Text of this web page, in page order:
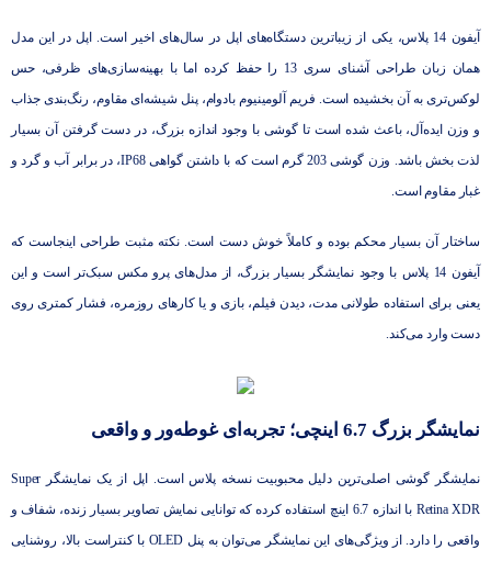
آیفون 14 پلاس، یکی از زیباترین دستگاه‌های اپل در سال‌های اخیر است. اپل در این مدل
همان زبان طراحی آشنای سری 13 را حفظ کرده اما با بهینه‌سازی‌های ظرفی، حس
لوکس‌تری به آن بخشیده است. فریم آلومینیوم بادوام، پنل شیشه‌ای مقاوم، رنگ‌بندی جذاب
و وزن ایده‌آل، باعث شده است تا گوشی با وجود اندازه بزرگ، در دست گرفتن آن بسیار
لذت بخش باشد. وزن گوشی 203 گرم است که با داشتن گواهی IP68، در برابر آب و گرد و
غبار مقاوم است.
ساختار آن بسیار محکم بوده و کاملاً خوش دست است. نکته مثبت طراحی اینجاست که
آیفون 14 پلاس با وجود نمایشگر بسیار بزرگ، از مدل‌های پرو مکس سبک‌تر است و این
یعنی برای استفاده طولانی مدت، دیدن فیلم، بازی و یا کارهای روزمره، فشار کمتری روی
دست وارد می‌کند.
نمایشگر بزرگ 6.7 اینچی؛ تجربه‌ای غوطه‌ور و واقعی
نمایشگر گوشی اصلی‌ترین دلیل محبوبیت نسخه پلاس است. اپل از یک نمایشگر Super
Retina XDR با اندازه 6.7 اینچ استفاده کرده که توانایی نمایش تصاویر بسیار زنده، شفاف و
واقعی را دارد. از ویژگی‌های این نمایشگر می‌توان به پنل OLED با کنتراست بالا، روشنایی